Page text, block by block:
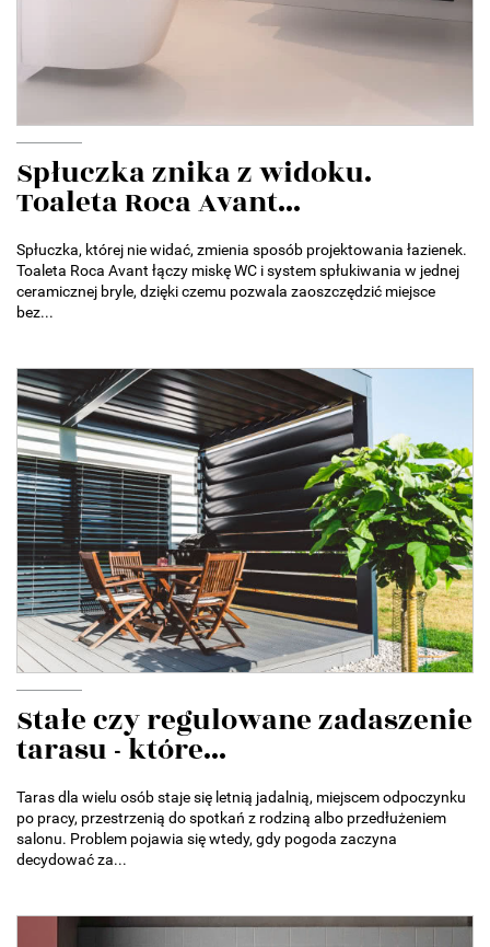
Spłuczka znika z widoku.
Toaleta Roca Avant...
Spłuczka, której nie widać, zmienia sposób projektowania łazienek.
Toaleta Roca Avant łączy miskę WC i system spłukiwania w jednej
ceramicznej bryle, dzięki czemu pozwala zaoszczędzić miejsce
bez...
Stałe czy regulowane zadaszenie
tarasu - które...
Taras dla wielu osób staje się letnią jadalnią, miejscem odpoczynku
po pracy, przestrzenią do spotkań z rodziną albo przedłużeniem
salonu. Problem pojawia się wtedy, gdy pogoda zaczyna
decydować za...